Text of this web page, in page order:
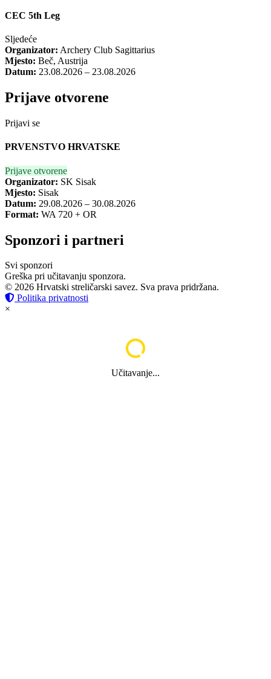
CEC 5th Leg
Sljedeće
Organizator: Archery Club Sagittarius
Mjesto: Beč, Austrija
Datum: 23.08.2026 – 23.08.2026
Prijave otvorene
Prijavi se
PRVENSTVO HRVATSKE
Prijave otvorene
Organizator: SK Sisak
Mjesto: Sisak
Datum: 29.08.2026 – 30.08.2026
Format: WA 720 + OR
Sponzori i partneri
Svi sponzori
Greška pri učitavanju sponzora.
© 2026 Hrvatski streličarski savez. Sva prava pridržana.
Politika privatnosti
×
Učitavanje...